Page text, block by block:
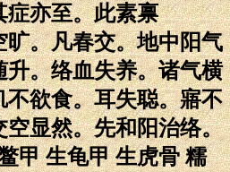
症亦至。此素禀
旷。凡春交。地中阳气
升。络血失养。诸气横
不欲食。耳失聪。寤不
空显然。先和阳治络。
甲 生龟甲 生虎骨 糯